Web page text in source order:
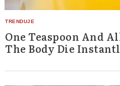
One Teaspoon And
The Body Die